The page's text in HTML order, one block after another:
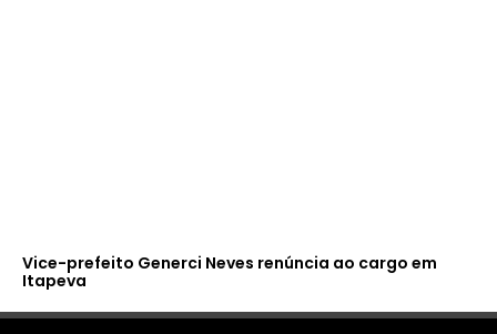
Vice-prefeito Generci Neves renúncia ao cargo em
Itapeva